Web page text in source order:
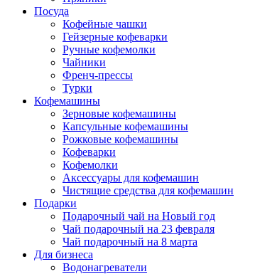
Посуда
Кофейные чашки
Гейзерные кофеварки
Ручные кофемолки
Чайники
Френч-прессы
Турки
Кофемашины
Зерновые кофемашины
Капсульные кофемашины
Рожковые кофемашины
Кофеварки
Кофемолки
Аксессуары для кофемашин
Чистящие средства для кофемашин
Подарки
Подарочный чай на Новый год
Чай подарочный на 23 февраля
Чай подарочный на 8 марта
Для бизнеса
Водонагреватели